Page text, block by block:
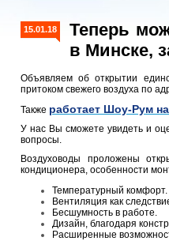
15.01.18
Теперь
в Минске,
Объявляем об открытии
притоком свежего воздуха по
Также работает Шоу-Рум
У нас Вы сможете увидеть и
вопросы.
Воздуховоды проложены
кондиционера, особенности
Температурный комфорт.
Вентиляция как
Бесшумность в работе.
Дизайн, благодаря
Расширенные